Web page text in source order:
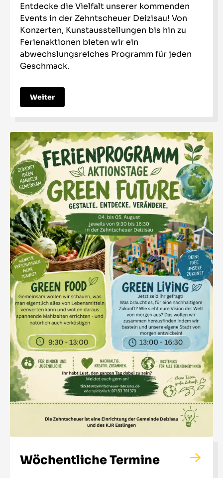
Entdecke die Vielfalt unserer kommenden
Events in der Zehntscheuer Deizisau! Von
Konzerten, Kunstausstellungen bis hin zu
Ferienaktionen bieten wir ein
abwechslungsreiches Programm für jeden
Geschmack.
Weiter
Wöchentliche Termine